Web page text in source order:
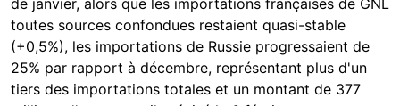
toutes sources confondues restaient quasi-stable
(+0,5%), les importations de Russie progressaient de
25% par rapport à décembre, représentant plus d'un
tiers des importations totales et un montant de 377